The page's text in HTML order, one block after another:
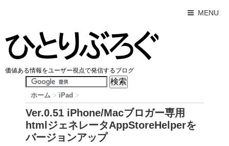
MENU
価値ある情報をユーザー視点で発信するブログ
ホーム > iPad >
Ver.0.51 iPhone/Macブロガー専用
htmlジェネレータAppStoreHelperを
バージョンアップ